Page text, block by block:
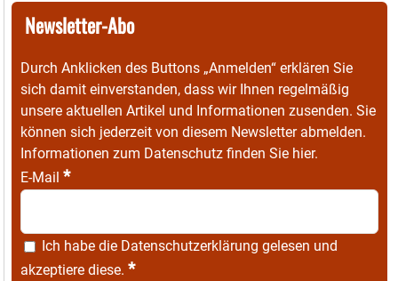
Newsletter-Abo
Durch Anklicken des Buttons „Anmelden“ erklären Sie
sich damit einverstanden, dass wir Ihnen regelmäßig
unsere aktuellen Artikel und Informationen zusenden. Sie
können sich jederzeit von diesem Newsletter abmelden.
Informationen zum Datenschutz finden Sie hier.
E-Mail *
Ich habe die Datenschutzerklärung gelesen und
akzeptiere diese. *